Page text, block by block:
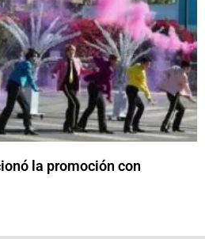
la promoción con